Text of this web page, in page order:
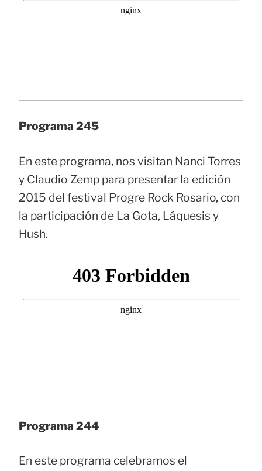
Programa 245
En este programa, nos visitan Nanci Torres
y Claudio Zemp para presentar la edición
2015 del festival Progre Rock Rosario, con
la participación de La Gota, Láquesis y
Hush.
Programa 244
En este programa celebramos el